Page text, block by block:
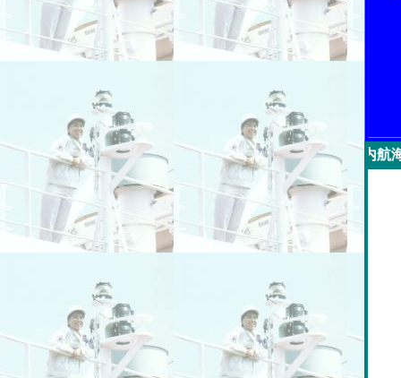
今週の「内航海運新聞」広告